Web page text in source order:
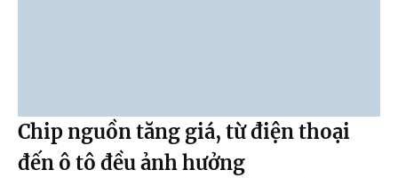
Chip nguồn tăng giá, từ điện thoại
đến ô tô đều ảnh hưởng